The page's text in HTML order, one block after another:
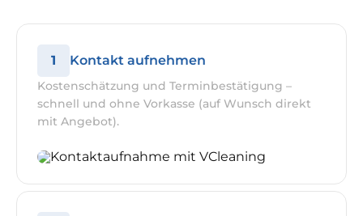
1 Kontakt aufnehmen
Kostenschätzung und Terminbestätigung –
schnell und ohne Vorkasse (auf Wunsch direkt
mit Angebot).